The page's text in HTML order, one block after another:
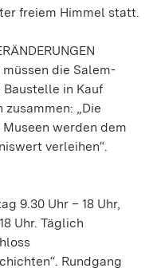
freiem Himmel statt.
die Salem-
in Kauf
„Die
werden dem
verleihen“.
9.30 Uhr – 18 Uhr,
Uhr. Täglich
Rundgang